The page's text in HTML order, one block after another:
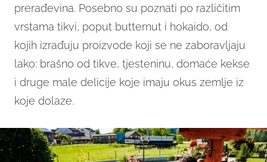
prerađevina. Posebno su poznati po različitim
vrstama tikvi, poput butternut i hokaido, od
kojih izrađuju proizvode koji se ne zaboravljaju
lako: brašno od tikve, tjesteninu, domaće kekse
i druge male delicije koje imaju okus zemlje iz
koje dolaze.